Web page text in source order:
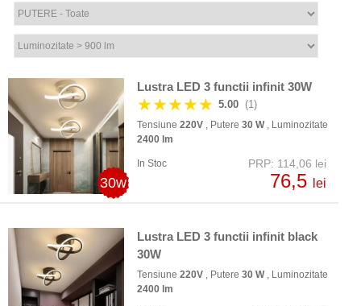
30w
Lustra LED 3 functii infinit 30W
★★★★★ 5.00 (1)
Tensiune 220V , Putere 30 W, Luminozitate
2400 lm
In Stoc PRP: 114,06 lei
76,5 lei
Lustra LED 3 functii infinit black
30W
Tensiune 220V , Putere 30 W, Luminozitate
2400 lm